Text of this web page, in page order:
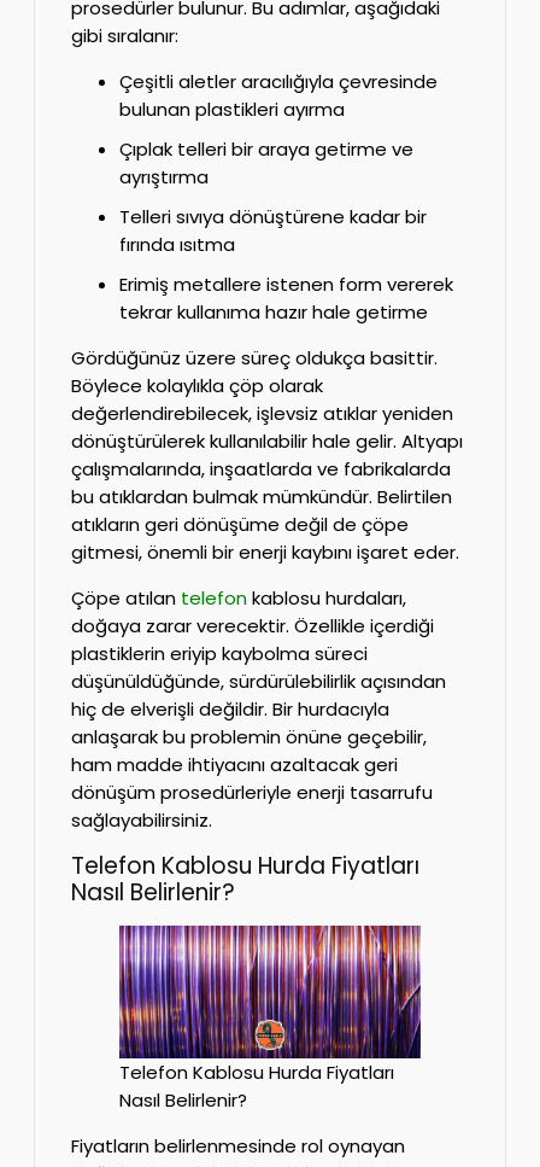
prosedürler bulunur. Bu adımlar, aşağıdaki
gibi sıralanır:
Çeşitli aletler aracılığıyla çevresinde
bulunan plastikleri ayırma
Çıplak telleri bir araya getirme ve
ayrıştırma
Telleri sıvıya dönüştürene kadar bir
fırında ısıtma
Erimiş metallere istenen form vererek
tekrar kullanıma hazır hale getirme
Gördüğünüz üzere süreç oldukça basittir.
Böylece kolaylıkla çöp olarak
değerlendirebilecek, işlevsiz atıklar yeniden
dönüştürülerek kullanılabilir hale gelir. Altyapı
çalışmalarında, inşaatlarda ve fabrikalarda
bu atıklardan bulmak mümkündür. Belirtilen
atıkların geri dönüşüme değil de çöpe
gitmesi, önemli bir enerji kaybını işaret eder.
Çöpe atılan telefonkablosu hurdaları,
doğaya zarar verecektir. Özellikle içerdiği
plastiklerin eriyip kaybolma süreci
düşünüldüğünde, sürdürülebilirlik açısından
hiç de elverişli değildir. Bir hurdacıyla
anlaşarak bu problemin önüne geçebilir,
ham madde ihtiyacını azaltacak geri
dönüşüm prosedürleriyle enerji tasarrufu
sağlayabilirsiniz.
Telefon Kablosu Hurda Fiyatları
Nasıl Belirlenir?
Telefon Kablosu Hurda Fiyatları
Nasıl Belirlenir?
Fiyatların belirlenmesinde rol oynayan